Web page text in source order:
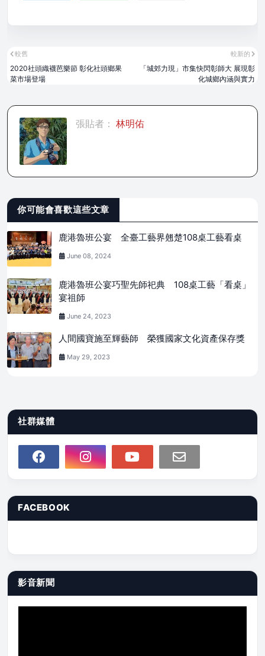
較新的
「城郊力現」市集快閃彰師大 展現彰
化城鄉內涵與實力
較舊
2020社頭織襪芭樂節 彰化社頭鄉果
菜市場登場
張貼者： 林明佑
你可能會喜歡這些文章
鹿港魯班公宴 全臺工藝界翹楚108桌工藝看桌
June 08, 2024
鹿港魯班公宴巧聖先師祀典 108桌工藝「看桌」
宴祖師
June 24, 2023
人間國寶施至輝藝師 榮獲國家文化資產保存獎
May 29, 2023
社群媒體
FACEBOOK
影音新聞